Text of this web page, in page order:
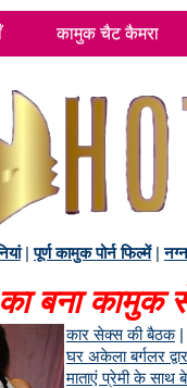
कामुक चैट कैमरा
|पूर्ण कामुक पोर्न फिल्में|
बना कामुक
कार सेक्स की बैठक|
घर अकेला बर्गलर
माताएं प्रेमी के